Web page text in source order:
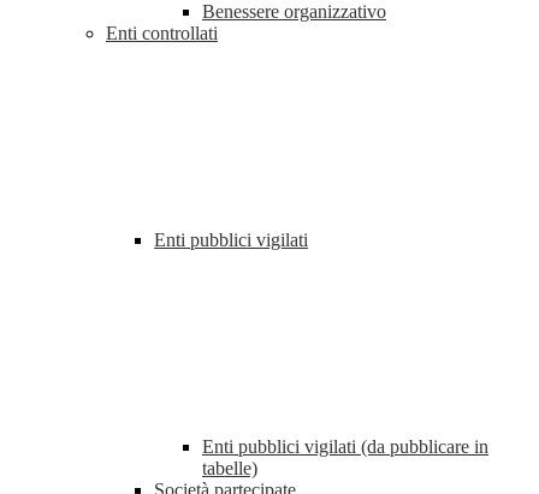
Benessere organizzativo
Enti controllati
Enti pubblici vigilati
Enti pubblici vigilati (da pubblicare in
tabelle)